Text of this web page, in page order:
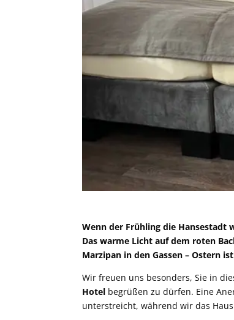
Wenn der Frühling die Hansestadt
Das warme Licht auf dem roten
Marzipan in den Gassen – Ostern
Wir freuen uns besonders, Sie in
Hotel begrüßen zu dürfen. Eine
unterstreicht, während wir das